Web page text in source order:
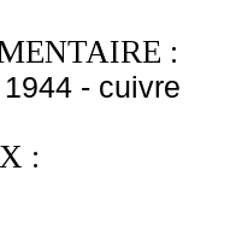
:
- cuivre
: